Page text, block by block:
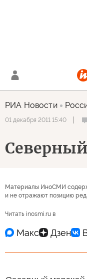
РИА Новости
01 декабря 2011 15:40
Материалы ИноСМИ
и не отражают позицию
Читать inosmi.ru в